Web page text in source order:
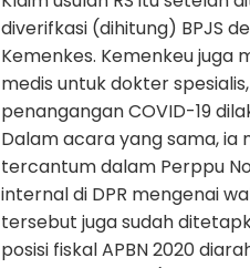
diverifkasi (dihitung) BPJS
Kemenkes. Kemenkeu
medis untuk dokter
penangangan COVID-19
Dalam acara yang sama,
tercantum dalam Perppu
internal di DPR mengenai
tersebut juga sudah
posisi fiskal APBN 2020